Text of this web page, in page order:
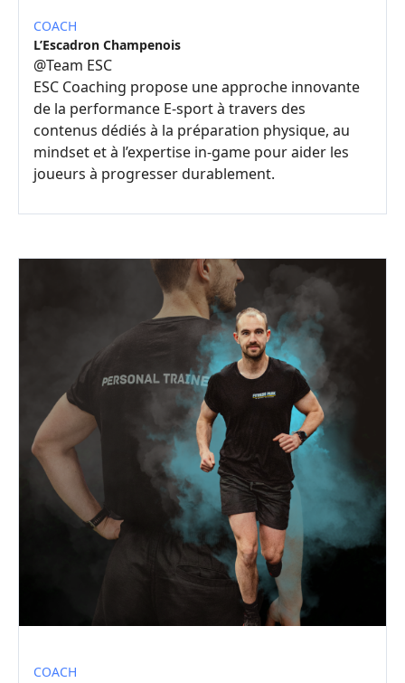
COACH
L’Escadron Champenois
@Team ESC
ESC Coaching propose une approche innovante
de la performance E-sport à travers des
contenus dédiés à la préparation physique, au
mindset et à l’expertise in-game pour aider les
joueurs à progresser durablement.
COACH